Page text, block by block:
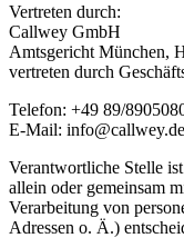
Vertreten durch:
Callwey GmbH
Amtsgericht München,
vertreten durch
Telefon: +49 89/
E-Mail: info@callwey.de
Verantwortliche Stelle
allein oder gemeinsam
Verarbeitung von
Adressen o. Ä.)